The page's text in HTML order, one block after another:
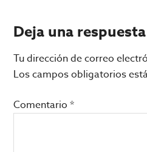
Interacciones
con
los
lectores
Deja una respuesta
Tu dirección de correo
Los campos obligatorios
Comentario*